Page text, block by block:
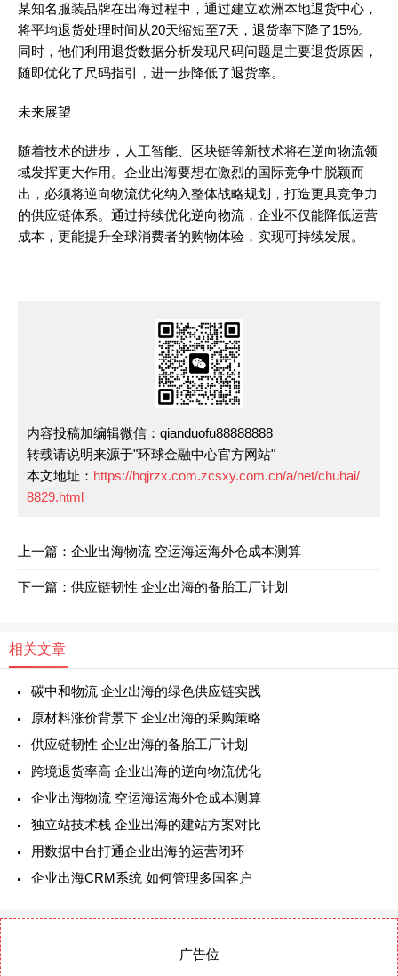
某知名服装品牌在出海过程中，通过建立欧洲本地退货中心，
将平均退货处理时间从20天缩短至7天，退货率下降了15%。
同时，他们利用退货数据分析发现尺码问题是主要退货原因，
随即优化了尺码指引，进一步降低了退货率。
未来展望
随着技术的进步，人工智能、区块链等新技术将在逆向物流领
域发挥更大作用。企业出海要想在激烈的国际竞争中脱颖而
出，必须将逆向物流优化纳入整体战略规划，打造更具竞争力
的供应链体系。通过持续优化逆向物流，企业不仅能降低运营
成本，更能提升全球消费者的购物体验，实现可持续发展。
内容投稿加编辑微信：qianduofu88888888
转载请说明来源于"环球金融中心官方网站"
本文地址： https://hqjrzx.com.zcsxy.com.cn/a/net/chuhai/
8829.html
上一篇：企业出海物流 空运海运海外仓成本测算
下一篇：供应链韧性 企业出海的备胎工厂计划
相关文章
碳中和物流 企业出海的绿色供应链实践
原材料涨价背景下 企业出海的采购策略
供应链韧性 企业出海的备胎工厂计划
跨境退货率高 企业出海的逆向物流优化
企业出海物流 空运海运海外仓成本测算
独立站技术栈 企业出海的建站方案对比
用数据中台打通企业出海的运营闭环
企业出海CRM系统 如何管理多国客户
广告位